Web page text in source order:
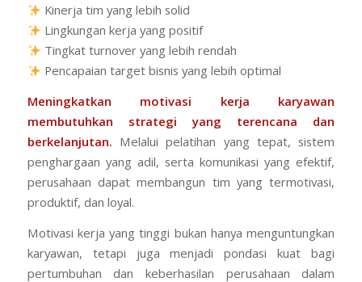
Kinerja tim yang lebih solid
Lingkungan kerja yang positif
Tingkat turnover yang lebih rendah
Pencapaian target bisnis yang lebih optimal
Meningkatkan motivasi kerja karyawan
membutuhkan strategi yang terencana dan
berkelanjutan. Melalui pelatihan yang tepat, sistem
penghargaan yang adil, serta komunikasi yang efektif,
perusahaan dapat membangun tim yang termotivasi,
produktif, dan loyal.
Motivasi kerja yang tinggi bukan hanya menguntungkan
karyawan, tetapi juga menjadi pondasi kuat bagi
pertumbuhan dan keberhasilan perusahaan dalam